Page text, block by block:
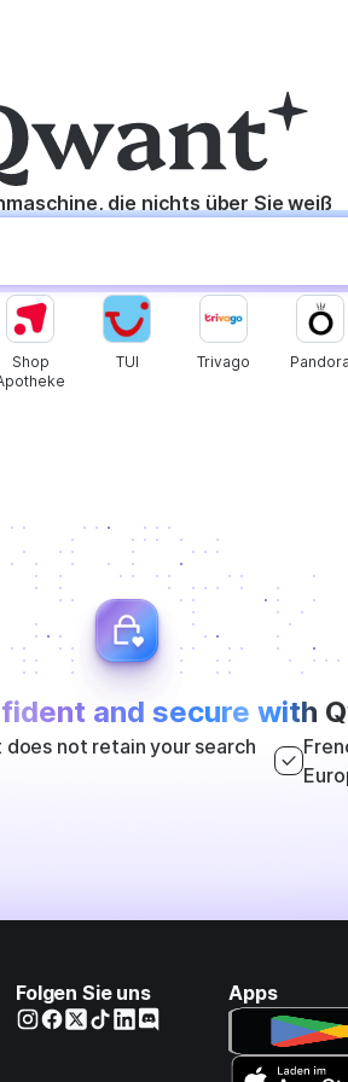
die nichts über Sie weiß
Shop
TUI Trivago Pandora
and secure with
does not retain your search
Folgen Sie uns Apps